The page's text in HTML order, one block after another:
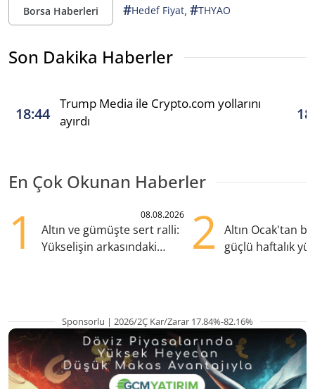
Borsa Haberleri #Hedef Fiyat, #THYAO
Son Dakika Haberler
18:44
Trump Media ile Crypto.com yollarını
ayırdı
En Çok Okunan Haberler
1 08.08.2026
Altın ve gümüşte sert ralli:
Yükselişin arkasındaki
2
Altın Ocak'tan
güçlü haftalık
Sponsorlu | 2026/2Ç Kar/Zarar 17.84%-82.16%